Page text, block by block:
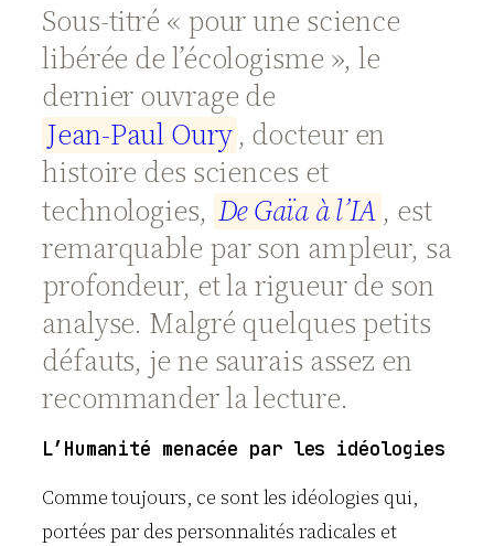
Sous-titré « pour une science
libérée de l’écologisme », le
dernier ouvrage de
Jean-Paul Oury , docteur en
histoire des sciences et
technologies, DeGaïaàl’IA , est
remarquable par son ampleur, sa
profondeur, et la rigueur de son
analyse. Malgré quelques petits
défauts, je ne saurais assez en
recommander la lecture.
L’Humanité menacée par les idéologies
Comme toujours, ce sont les idéologies qui,
portées par des personnalités radicales et